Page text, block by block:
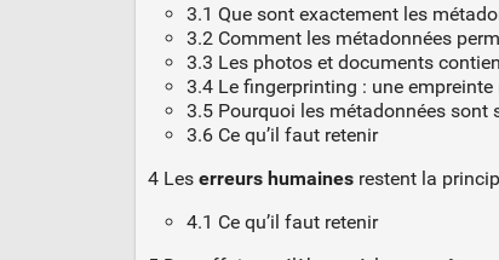
3.1 Que sont exactement les
3.2 Comment les métadonnées
3.3 Les photos et documents
3.4 Le fingerprinting : une
3.5 Pourquoi les métadonnées sont
3.6 Ce qu’il faut retenir
4 Les erreurs humainesrestent la
4.1 Ce qu’il faut retenir